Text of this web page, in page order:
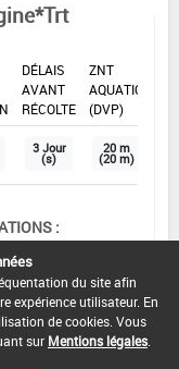
DÉLAIS
AVANT
RÉCOLTE
ZNT
AQUATIQUE
(DVP)
3 Jour
(s)
20 m
(20 m)
:
» dans la
du site afin
expérience utilisateur. En
de cookies. Vous
sur Mentions légales